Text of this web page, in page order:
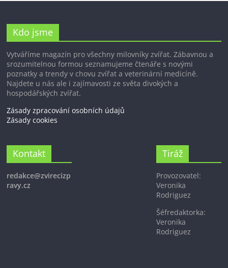
Kdo jsme
Vytváříme magazín pro všechny milovníky zvířat. Zábavnou a
srozumitelnou formou seznamujeme čtenáře s novými
poznatky a trendy v chovu zvířat a veterinární medicíně.
Najdete u nás ale i zajímavosti ze světa divokých a
hospodářských zvířat.
Zásady zpracování osobních údajů
Zásady cookies
Kontakt
redakce@zvirecizp
ravy.cz
Tiráž
Provozovatel:
Veronika
Rodriguez
Šéfredaktorka:
Veronika
Rodriguez